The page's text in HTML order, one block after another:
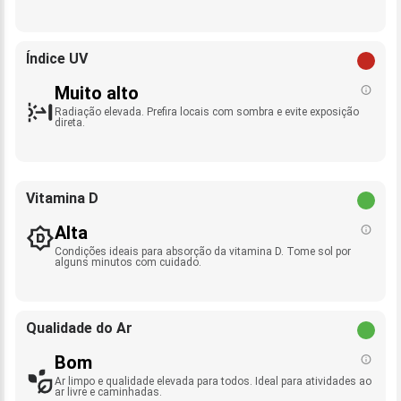
Índice UV
Muito alto
Radiação elevada. Prefira locais com sombra e evite exposição
direta.
Vitamina D
Alta
Condições ideais para absorção da vitamina D. Tome sol por
alguns minutos com cuidado.
Qualidade do Ar
Bom
Ar limpo e qualidade elevada para todos. Ideal para atividades ao
ar livre e caminhadas.